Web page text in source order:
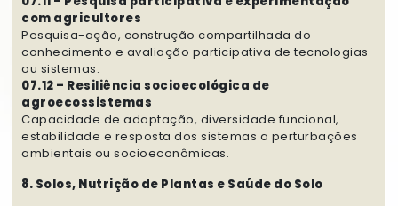
com agricultores
Pesquisa-ação, construção compartilhada do
conhecimento e avaliação participativa de tecnologias
ou sistemas.
07.12 – Resiliência socioecológica de
agroecossistemas
Capacidade de adaptação, diversidade funcional,
estabilidade e resposta dos sistemas a perturbações
ambientais ou socioeconômicas.
8. Solos, Nutrição de Plantas e Saúde do Solo